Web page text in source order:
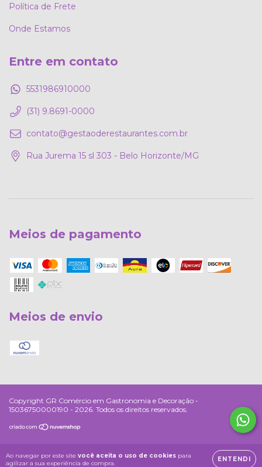
Ao navegar por este site você aceita o uso de cookies para
agilizar a sua experiência de compra.
ENTENDI
Política de Frete
Onde Estamos
Entre em contato
5531986910000
(31) 9.8691-0000
contato@gestaoderestaurantes.com.br
Rua Jurema 15 sl 303 - Belo Horizonte/MG
Meios de pagamento
Meios de envio
Copyright GR Comércio em Gastronomia e Decoração -
15036750000190 - 2026. Todos os direitos reservados.